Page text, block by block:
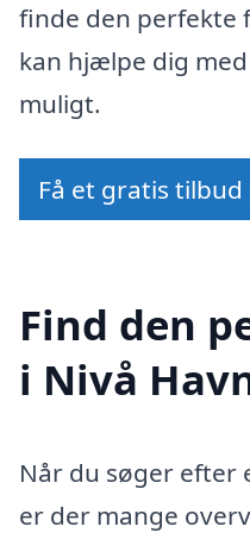
finde den perfekte
kan hjælpe dig
muligt.
Få et gratis
Find den
i Nivå
Når du søger efter
er der mange